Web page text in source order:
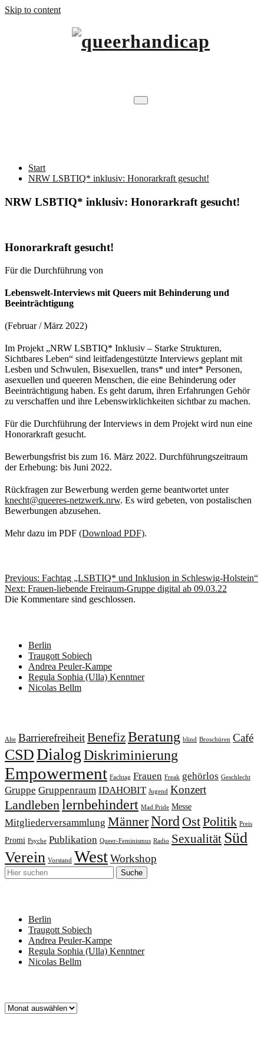
Skip to content
queerhandicap
Start
NRW LSBTIQ* inklusiv: Honorarkraft gesucht!
NRW LSBTIQ* inklusiv: Honorarkraft gesucht!
Honorarkraft gesucht!
Für die Durchführung von
Lebenswelt-Interviews mit Queers mit Behinderung und
Beeinträchtigung
(Februar / März 2022)
Im Projekt „NRW LSBTIQ* Inklusiv – Starke Strukturen,
Sichtbares Leben“ sind leitfadengestützte Interviews geplant mit
Lesben und Schwulen, Bisexuellen, trans* und inter* Personen,
asexuellen und queeren Menschen, die eine Behinderung oder
Beeinträchtigung haben. Es geht darum, ihren Erfahrungen Gehör
zu verschaffen und ihre Lebenswirklichkeiten sichtbar zu machen.
Für die Durchführung der Interviews in dem Projekt wird nun eine
Honorarkraft gesucht.
Bewerbungsfrist bis zum 16. März 2022. Durchführungszeitraum
der Erhebung: bis Juni 2022.
Rückfragen zur Bewerbung werden gerne beantwortet unter
knecht@queeres-netzwerk.nrw. Es wird gebeten, von postalischen
Bewerbungen abzusehen.
Mehr dazu im PDF (Download PDF).
Beitragsnavigation
Previous: Fachtag „LSBTIQ* und Inklusion in Schleswig-Holstein“
Next: Frauen-liebende Freiraum-Gruppe digital ab 09.03.22
Die Kommentare sind geschlossen.
Berlin
Traugott Sobiech
Andrea Peuler-Kampe
Regula Sophia (Ulla) Kenntner
Nicolas Bellm
Alte BarrierefreiheitBenefizBeratung blind Broschüren Café
CSDDialogDiskriminierung
Empowerment Fachtag Frauen Freak gehörlos Geschlecht
Gruppe Gruppenraum IDAHOBIT Jugend Konzert
Landlebenlernbehindert Mad Pride Messe
Mitgliederversammlung MännerNord OstPolitik Preis
Promi Psyche Publikation Queer-Feminismus Radio Sexualität Süd
Verein Vorstand WestWorkshop
Berlin
Traugott Sobiech
Andrea Peuler-Kampe
Regula Sophia (Ulla) Kenntner
Nicolas Bellm
Archiv